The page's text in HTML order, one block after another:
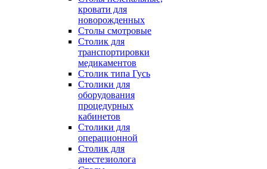
кровати для
новорожденных
Столы смотровые
Столик для
транспортировки
медикаментов
Столик типа Гусь
Столики для
оборудования
процедурных
кабинетов
Столики для
операционной
Столик для
анестезиолога